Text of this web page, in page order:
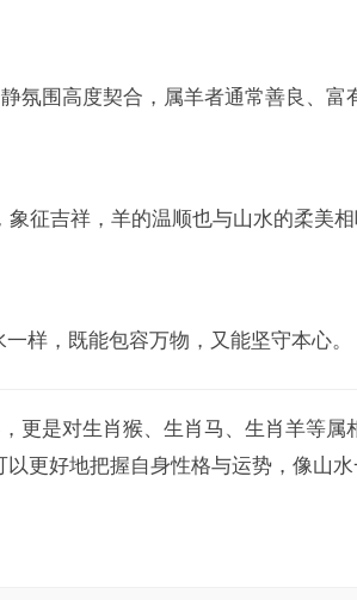
氛围高度契合，属羊者通常善良、富
象征吉祥，羊的温顺也与山水的柔美相
样，既能包容万物，又能坚守本心。
更是对生肖猴、生肖马、生肖羊等属
更好地把握自身性格与运势，像山水